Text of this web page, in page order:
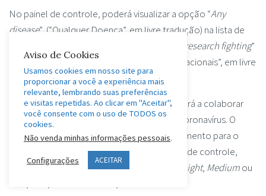
No painel de controle, poderá visualizar a opção “Any
disease” (“Qualquer Doença”, em livre tradução) na lista de
I support research fighting”
(“Eu apoio a pesquisa com recursos computacionais”, em livre
tradução).
Finalizada a instalação, o computador passará a colaborar
diretamente com pesquisas sobre o novo coronavírus. O
usuário poderá ajustar o poder de processamento para o
programa através da escalaPower
no painel de controle,
posicionando o marcador entre as opções
Light, Mediumou
Aviso de Cookies
Usamos cookies em nosso site para
proporcionar a você a experiência mais
relevante, lembrando suas preferências
e visitas repetidas. Ao clicar em "Aceitar",
você consente com o uso de TODOS os
cookies.
Não venda minhas informações pessoais.
Configurações ACEITAR